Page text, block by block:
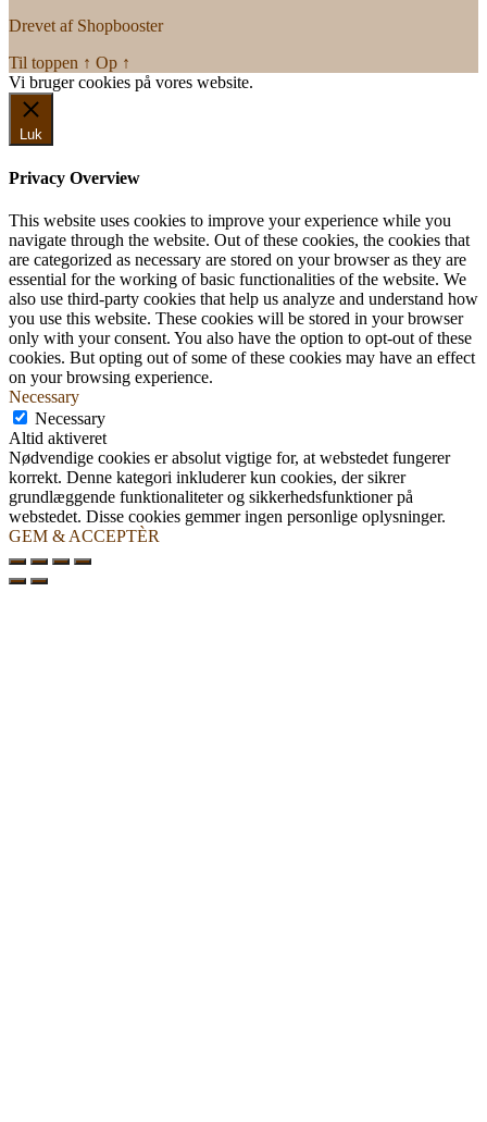
6.999,00 kr..
Drevet af Shopbooster
Til toppen ↑ Op ↑
Vi bruger cookies på vores website.
Luk
Privacy Overview
This website uses cookies to improve your experience while you
navigate through the website. Out of these cookies, the cookies that
are categorized as necessary are stored on your browser as they are
essential for the working of basic functionalities of the website. We
also use third-party cookies that help us analyze and understand how
you use this website. These cookies will be stored in your browser
only with your consent. You also have the option to opt-out of these
cookies. But opting out of some of these cookies may have an effect
on your browsing experience.
Necessary
Necessary
Altid aktiveret
Nødvendige cookies er absolut vigtige for, at webstedet fungerer
korrekt. Denne kategori inkluderer kun cookies, der sikrer
grundlæggende funktionaliteter og sikkerhedsfunktioner på
webstedet. Disse cookies gemmer ingen personlige oplysninger.
GEM & ACCEPTÈR